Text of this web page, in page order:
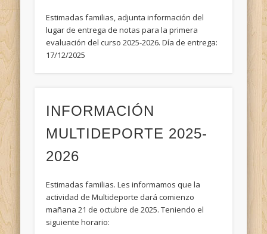
Estimadas familias, adjunta información del
lugar de entrega de notas para la primera
evaluación del curso 2025-2026. Día de entrega:
17/12/2025
INFORMACIÓN
MULTIDEPORTE 2025-
2026
Estimadas familias. Les informamos que la
actividad de Multideporte dará comienzo
mañana 21 de octubre de 2025. Teniendo el
siguiente horario: